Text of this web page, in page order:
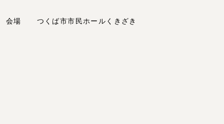
会場 つくば市市民ホールくきざき